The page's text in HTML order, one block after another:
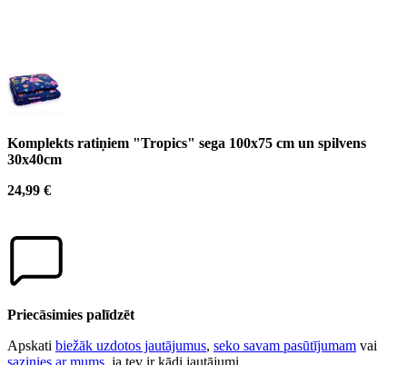
Komplekts ratiņiem "Tropics" sega 100x75 cm un spilvens
30x40cm
24,99 €
Priecāsimies palīdzēt
Apskati biežāk uzdotos jautājumus, seko savam pasūtījumam vai